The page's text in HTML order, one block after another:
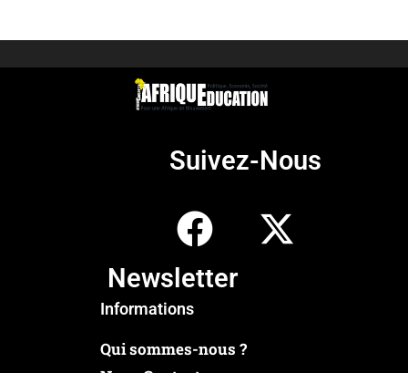
Suivez-Nous
Newsletter
Informations
Qui sommes-nous ?